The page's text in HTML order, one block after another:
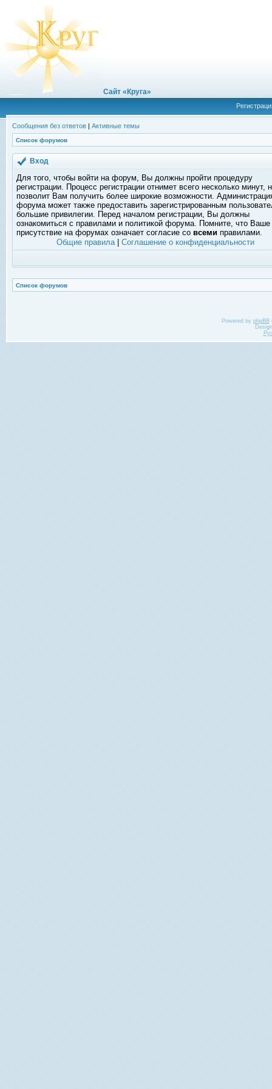
Сайт «Круга»
Сообщения без ответов | Активные темы
Список форумов
Вход
Для того, чтобы войти на форум, Вы должны пройти процедуру
регистрации. Процесс регистрации отнимет всего несколько минут,
позволит Вам получить более широкие возможности.
форума может также предоставить зарегистрированным
большие привилегии. Перед началом регистрации, Вы должны
ознакомиться с правилами и политикой форума. Помните, что Ваше
присутствие на форумах означает согласие со всеми правилами.
Общие правила| Соглашение о конфиденциальности
Список форумов
Powered by phpBB